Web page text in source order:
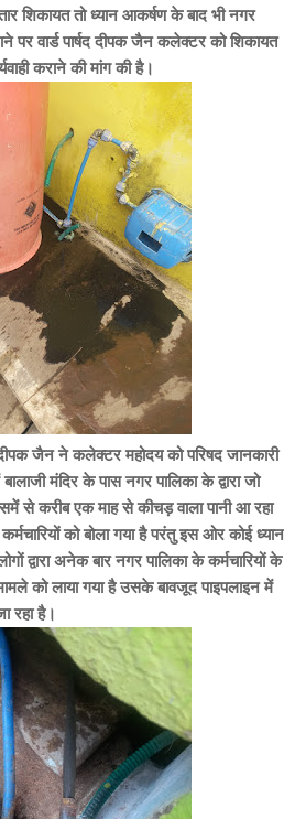
शिकायत तो ध्यान आकर्षण के बाद भी नगर
पर वार्ड पार्षद दीपक जैन कलेक्टर को शिकायत
कराने की मांग की है।
दीपक जैन ने कलेक्टर महोदय को परिषद जानकारी
मंदिर के पास नगर पालिका के द्वारा जो
से करीब एक माह से कीचड़ वाला पानी आ रहा
को बोला गया है परंतु इस ओर कोई ध्यान
द्वारा अनेक बार नगर पालिका के कर्मचारियों के
को लाया गया है उसके बावजूद पाइपलाइन में
रहा है।